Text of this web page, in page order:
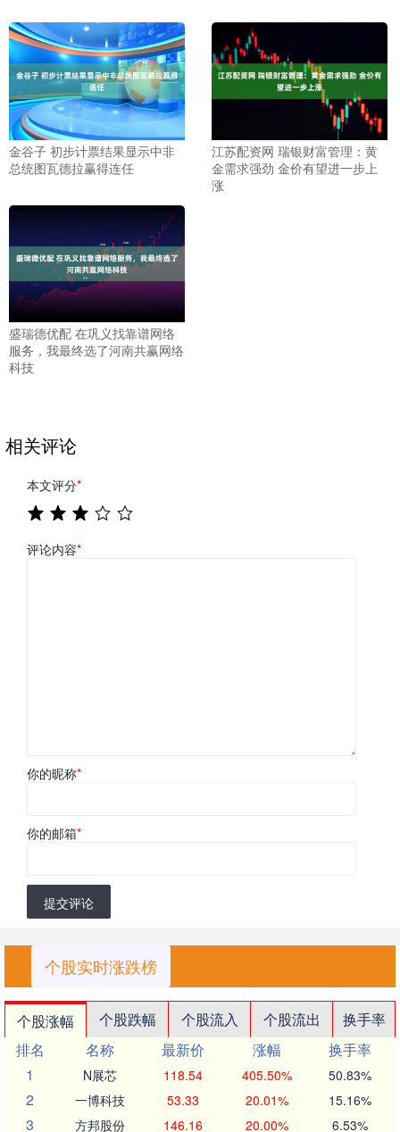
金谷子 初步计票结果显示中非
总统图瓦德拉赢得连任
江苏配资网 瑞银财富管理：黄
金需求强劲 金价有望进一步上
涨
盛瑞德优配 在巩义找靠谱网络
服务，我最终选了河南共赢网络
科技
相关评论
本文评分*
评论内容*
你的昵称*
你的邮箱*
提交评论
个股实时涨跌榜
个股涨幅 个股跌幅 个股流入 个股流出
换手率
排名
名称 最新价 涨幅
换手率
1
N展芯 118.54 405.50% 50.83%
2 一博科技 53.33 20.01% 15.16%
3 方邦股份 146.16 20.00% 6.53%